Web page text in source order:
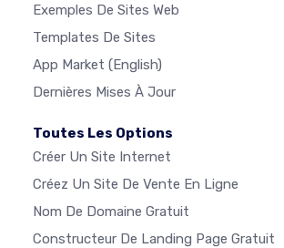
Exemples De Sites Web
Templates De Sites
App Market (English)
Dernières Mises À Jour
Toutes Les Options
Créer Un Site Internet
Créez Un Site De Vente En Ligne
Nom De Domaine Gratuit
Constructeur De Landing Page Gratuit